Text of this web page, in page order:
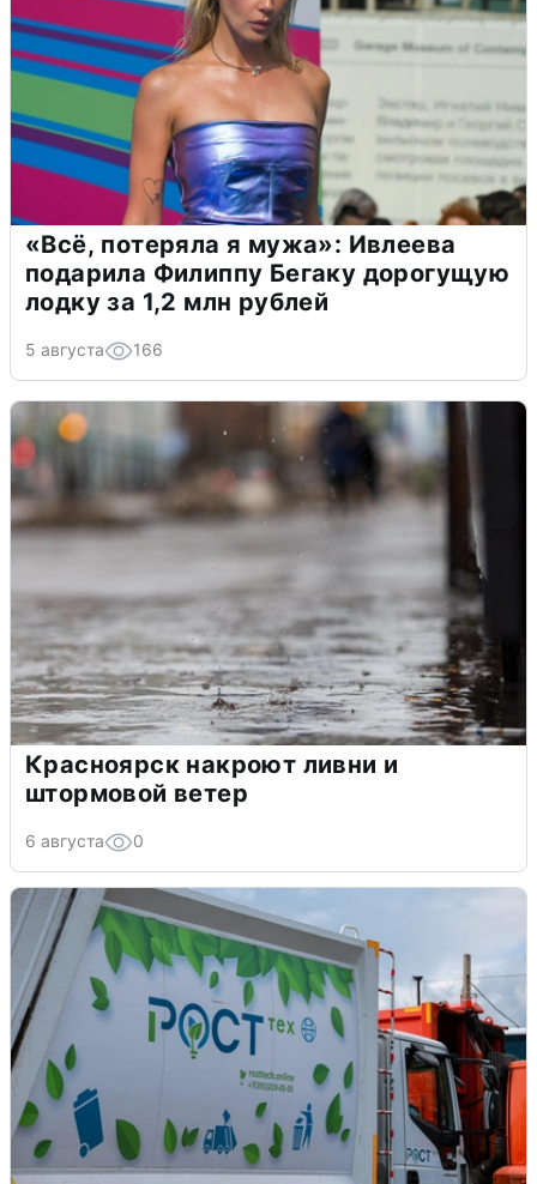
«Всё, потеряла я мужа»: Ивлеева
подарила Филиппу Бегаку дорогущую
лодку за 1,2 млн рублей
5 августа 166
Красноярск накроют ливни и
штормовой ветер
6 августа 0